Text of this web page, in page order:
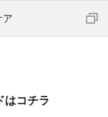
ア
はコチラ